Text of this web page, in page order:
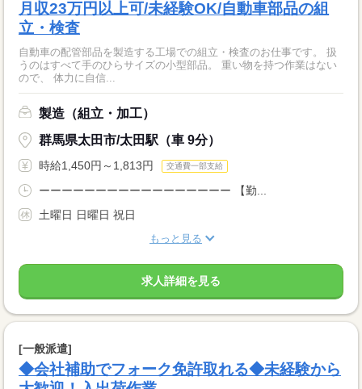
月収23万円以上可/未経験OK/自動車部品の組
立・検査
自動車の配管部品を製造する工場での組立・検査のお仕事です。 扱
うのはすべて手のひらサイズの小型部品。 重い物を持つ作業はない
ので、 体力に自信...
製造（組立・加工）
群馬県太田市/太田駅（車 9分）
時給1,450円～1,813円 交通費一部支給
ーーーーーーーーーーーーーーーーー 【勤...
土曜日 日曜日 祝日
もっと見る
求人詳細を見る
[一般派遣]
◆会社補助でフォーク免許取れる◆未経験から